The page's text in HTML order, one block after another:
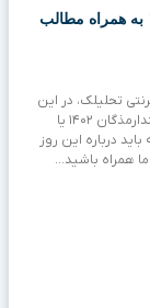
جشن سپندارمذگان ۱۴۰۲ به همراه مطالب
تحلیلک، در این
مطلب تاریخ دقیق جشن سپندارمذگان ۱۴۰۲ یا
درباره این روز
ما همراه باشید…